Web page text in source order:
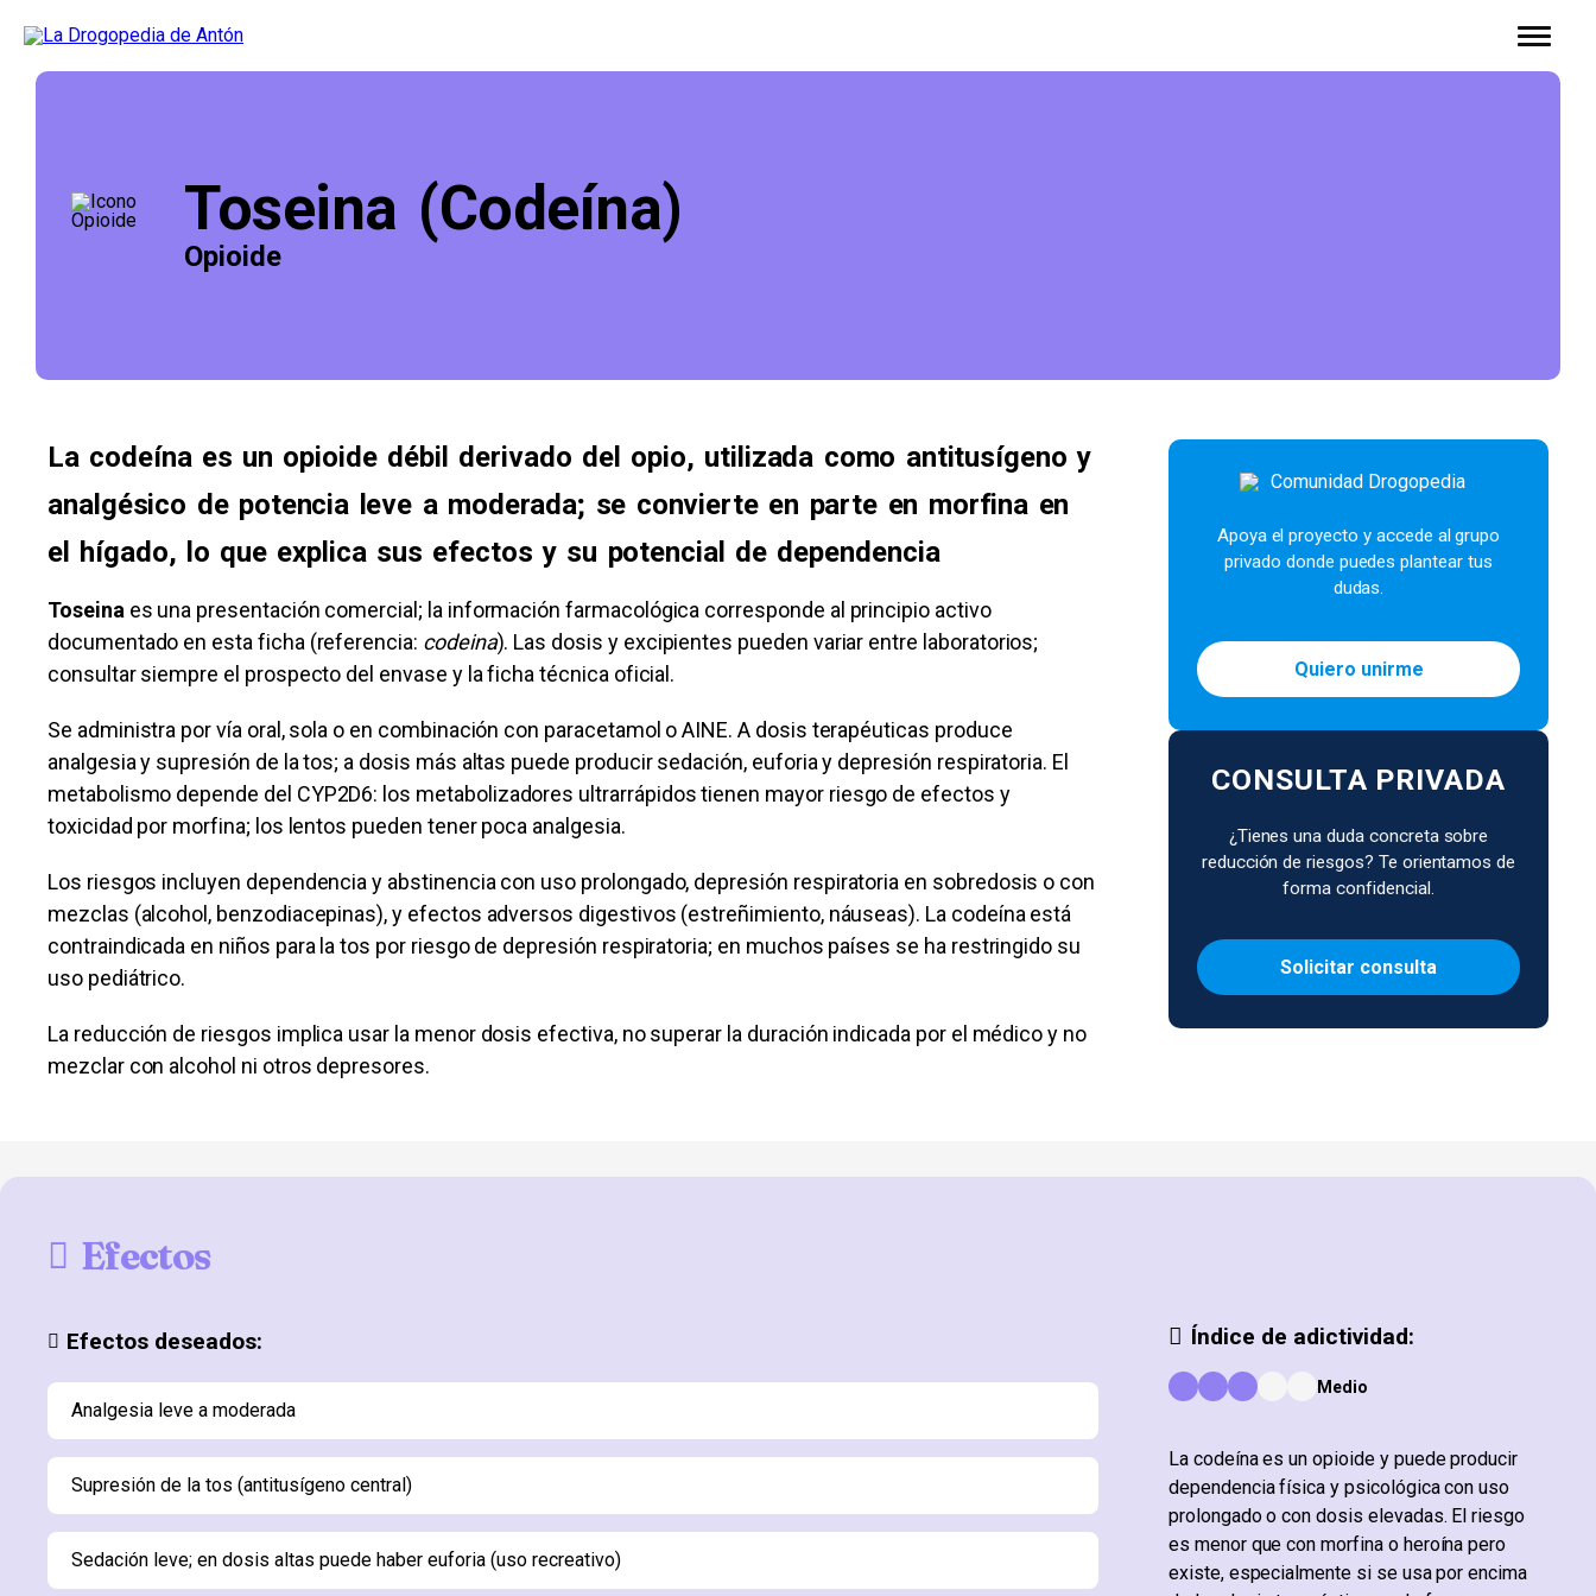
Toseina (Codeína)
Opioide
La codeína es un opioide débil derivado del opio, utilizada como antitusígeno y
analgésico de potencia leve a moderada; se convierte en parte en morfina en
el hígado, lo que explica sus efectos y su potencial de dependencia
Toseina es una presentación comercial; la información farmacológica corresponde al principio activo
documentado en esta ficha (referencia: codeina). Las dosis y excipientes pueden variar entre laboratorios;
consultar siempre el prospecto del envase y la ficha técnica oficial.
Se administra por vía oral, sola o en combinación con paracetamol o AINE. A dosis terapéuticas produce
analgesia y supresión de la tos; a dosis más altas puede producir sedación, euforia y depresión respiratoria. El
metabolismo depende del CYP2D6: los metabolizadores ultrarrápidos tienen mayor riesgo de efectos y
toxicidad por morfina; los lentos pueden tener poca analgesia.
Los riesgos incluyen dependencia y abstinencia con uso prolongado, depresión respiratoria en sobredosis o con
mezclas (alcohol, benzodiacepinas), y efectos adversos digestivos (estreñimiento, náuseas). La codeína está
contraindicada en niños para la tos por riesgo de depresión respiratoria; en muchos países se ha restringido su
uso pediátrico.
La reducción de riesgos implica usar la menor dosis efectiva, no superar la duración indicada por el médico y no
mezclar con alcohol ni otros depresores.
Apoya el proyecto y accede al grupo
privado donde puedes plantear tus
dudas.
Quiero unirme
CONSULTA PRIVADA
¿Tienes una duda concreta sobre
reducción de riesgos? Te orientamos de
forma confidencial.
Solicitar consulta
Efectos
Efectos deseados:
Analgesia leve a moderada
Supresión de la tos (antitusígeno central)
Sedación leve; en dosis altas puede haber euforia (uso recreativo)
Índice de adictividad:
Medio
La codeína es un opioide y puede producir
dependencia física y psicológica con uso
prolongado o con dosis elevadas. El riesgo
es menor que con morfina o heroína pero
existe, especialmente si se usa por encima